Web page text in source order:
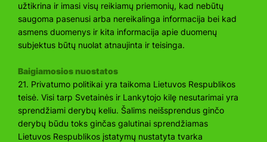
užtikrina ir imasi visų reikiamų priemonių, kad nebūtų
saugoma pasenusi arba nereikalinga informacija bei kad
asmens duomenys ir kita informacija apie duomenų
subjektus būtų nuolat atnaujinta ir teisinga.
Baigiamosios nuostatos
21. Privatumo politikai yra taikoma Lietuvos Respublikos
teisė. Visi tarp Svetainės ir Lankytojo kilę nesutarimai yra
sprendžiami derybų keliu. Šalims neišsprendus ginčo
derybų būdu toks ginčas galutinai sprendžiamas
Lietuvos Respublikos įstatymų nustatyta tvarka